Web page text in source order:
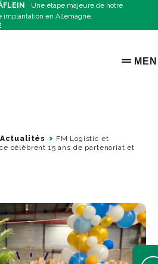
Une étape majeure de notre
implantation en Allemagne.
OPEN
Actualités
FM Logistic et
célèbrent 15 ans de partenariat et